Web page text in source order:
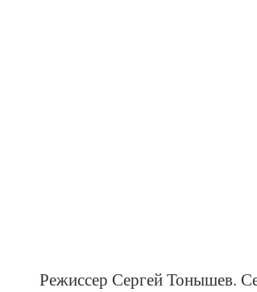
Режиссер Сергей Тонышев.